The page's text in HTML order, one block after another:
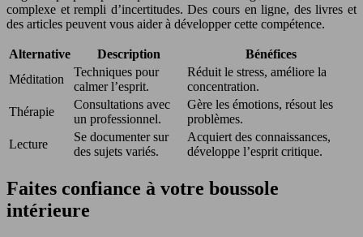
complexe et rempli d’incertitudes. Des cours en ligne, des livres et
des articles peuvent vous aider à développer cette compétence.
Alternative Description
Bénéfices
Méditation
Techniques pour
calmer l’esprit.
Réduit le stress, améliore la
concentration.
Thérapie
Consultations avec
un professionnel.
Gère les émotions, résout les
problèmes.
Lecture
Se documenter sur
des sujets variés.
Acquiert des connaissances,
développe l’esprit critique.
Faites confiance à votre boussole
intérieure